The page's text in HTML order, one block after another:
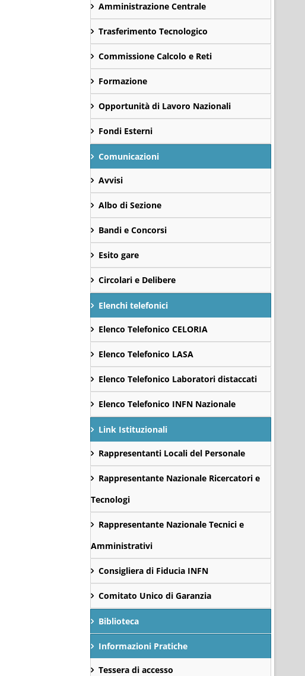
Amministrazione Centrale
Trasferimento Tecnologico
Commissione Calcolo e Reti
Formazione
Opportunità di Lavoro Nazionali
Fondi Esterni
Comunicazioni
Avvisi
Albo di Sezione
Bandi e Concorsi
Esito gare
Circolari e Delibere
Elenchi telefonici
Elenco Telefonico CELORIA
Elenco Telefonico LASA
Elenco Telefonico Laboratori distaccati
Elenco Telefonico INFN Nazionale
Link Istituzionali
Rappresentanti Locali del Personale
Rappresentante Nazionale Ricercatori e
Tecnologi
Rappresentante Nazionale Tecnici e
Amministrativi
Consigliera di Fiducia INFN
Comitato Unico di Garanzia
Biblioteca
Informazioni Pratiche
Tessera di accesso